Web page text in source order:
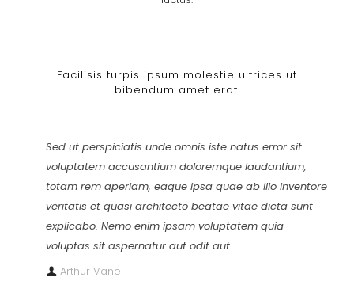
Facilisis turpis ipsum molestie ultrices ut
bibendum amet erat.
Sed ut perspiciatis unde omnis iste natus error sit
voluptatem accusantium doloremque laudantium,
totam rem aperiam, eaque ipsa quae ab illo inventore
veritatis et quasi architecto beatae vitae dicta sunt
explicabo. Nemo enim ipsam voluptatem quia
voluptas sit aspernatur aut odit aut
Arthur Vane